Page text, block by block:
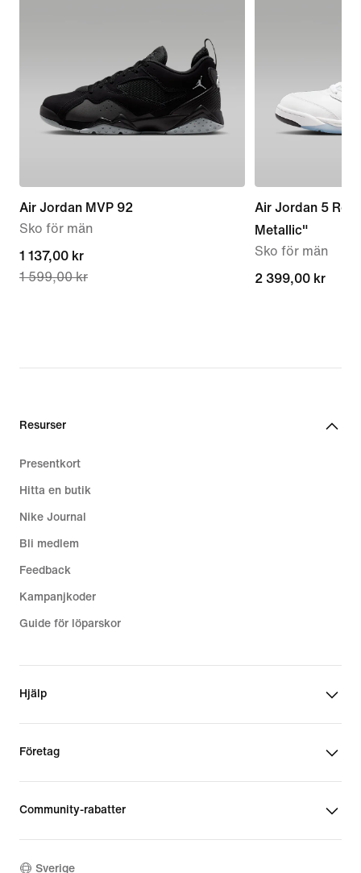
Air Jordan MVP 92
Sko för män
current
price
1 599,00 kr
1 137,00 kr
1 599,00 kr
Air Jordan 5
Metallic"
Sko för män
2 399,00 kr
2 399,00 kr
Resurser
Presentkort
Hitta en butik
Nike Journal
Bli medlem
Feedback
Kampanjkoder
Guide för löparskor
Hjälp
Företag
Community-rabatter
Sverige